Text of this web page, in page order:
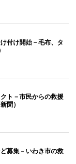
付け開始－毛布、タ
ト－市民からの救援
聞）
募集－いわき市の救